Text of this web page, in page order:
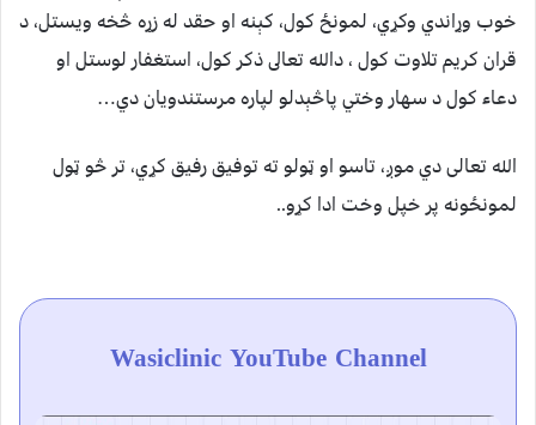
خوب وړاندي وکړي، لمونځ کول، کېنه او حقد له زړه څخه ویستل، د
قران کریم تلاوت کول ، دالله تعالى ذکر کول، استغفار لوستل او
دعاء کول د سهار وختي پاڅېدلو لپاره مرستندویان دي…
الله تعالی دي موږ، تاسو او ټولو ته توفيق رفيق کړي، تر څو ټول
لمونځونه پر خپل وخت ادا کړو..
Wasiclinic YouTube Channel